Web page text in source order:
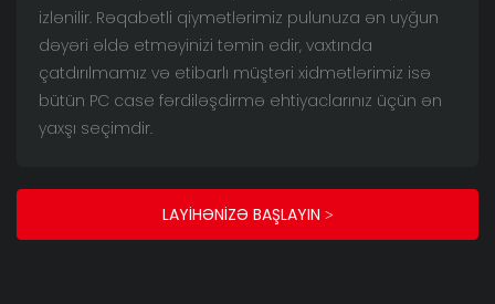
izlənilir. Rəqabətli qiymətlərimiz pulunuza ən uyğun
dəyəri əldə etməyinizi təmin edir, vaxtında
çatdırılmamız və etibarlı müştəri xidmətlərimiz isə
bütün PC case fərdiləşdirmə ehtiyaclarınız üçün ən
yaxşı seçimdir.
LAYIHƏNIZƏ BAŞLAYIN >